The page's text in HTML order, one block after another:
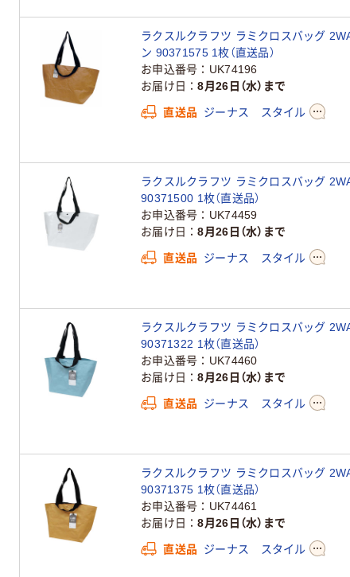
ラクスルクラフツ ラミクロスバッグ
ン 90371575 1枚（直送品）
お申込番号
UK74196
お届け日
8月26日（水）まで
直送品 ジーナス スタイル
ラクスルクラフツ ラミクロスバッグ
90371500 1枚（直送品）
お申込番号
UK74459
お届け日
8月26日（水）まで
直送品 ジーナス スタイル
ラクスルクラフツ ラミクロスバッグ
90371322 1枚（直送品）
お申込番号
UK74460
お届け日
8月26日（水）まで
直送品 ジーナス スタイル
ラクスルクラフツ ラミクロスバッグ
90371375 1枚（直送品）
お申込番号
UK74461
お届け日
8月26日（水）まで
直送品 ジーナス スタイル